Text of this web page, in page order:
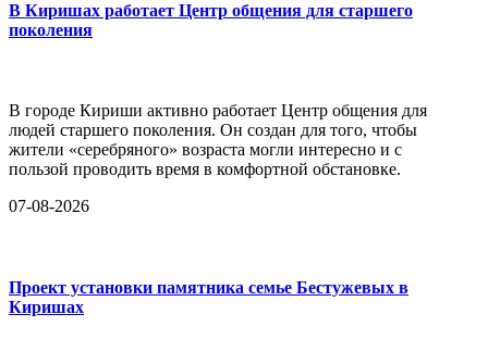
В Киришах работает Центр общения для старшего
поколения
В городе Кириши активно работает Центр общения для
людей старшего поколения. Он создан для того, чтобы
жители «серебряного» возраста могли интересно и с
пользой проводить время в комфортной обстановке.
07-08-2026
Проект установки памятника семье Бестужевых в
Киришах